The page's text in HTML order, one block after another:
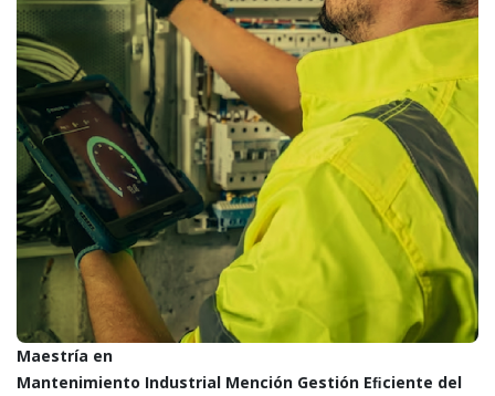
Maestría en
Mantenimiento Industrial Mención Gestión Eﬁciente del